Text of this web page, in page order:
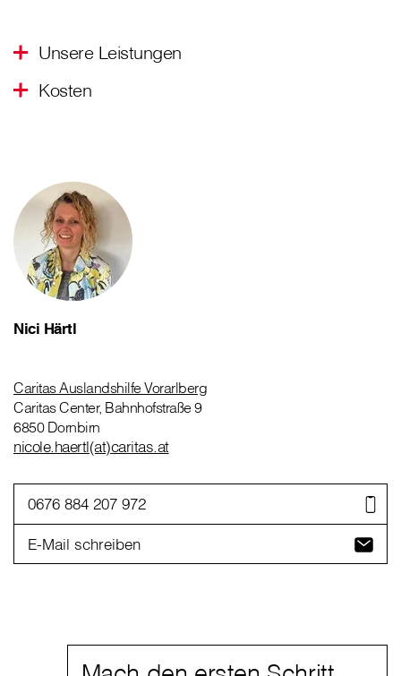
Unsere Leistungen
Kosten
Nici Härtl
Caritas Auslandshilfe Vorarlberg
Caritas Center, Bahnhofstraße 9
6850 Dornbirn
nicole.haertl(at)caritas.at
0676 884 207 972
E-Mail schreiben